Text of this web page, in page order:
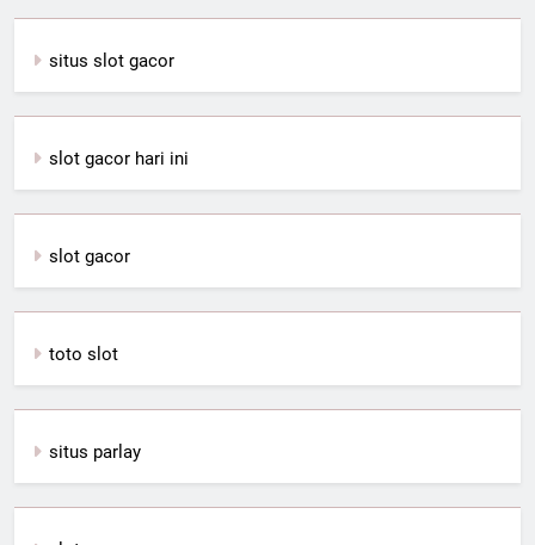
situs slot gacor
slot gacor hari ini
slot gacor
toto slot
situs parlay